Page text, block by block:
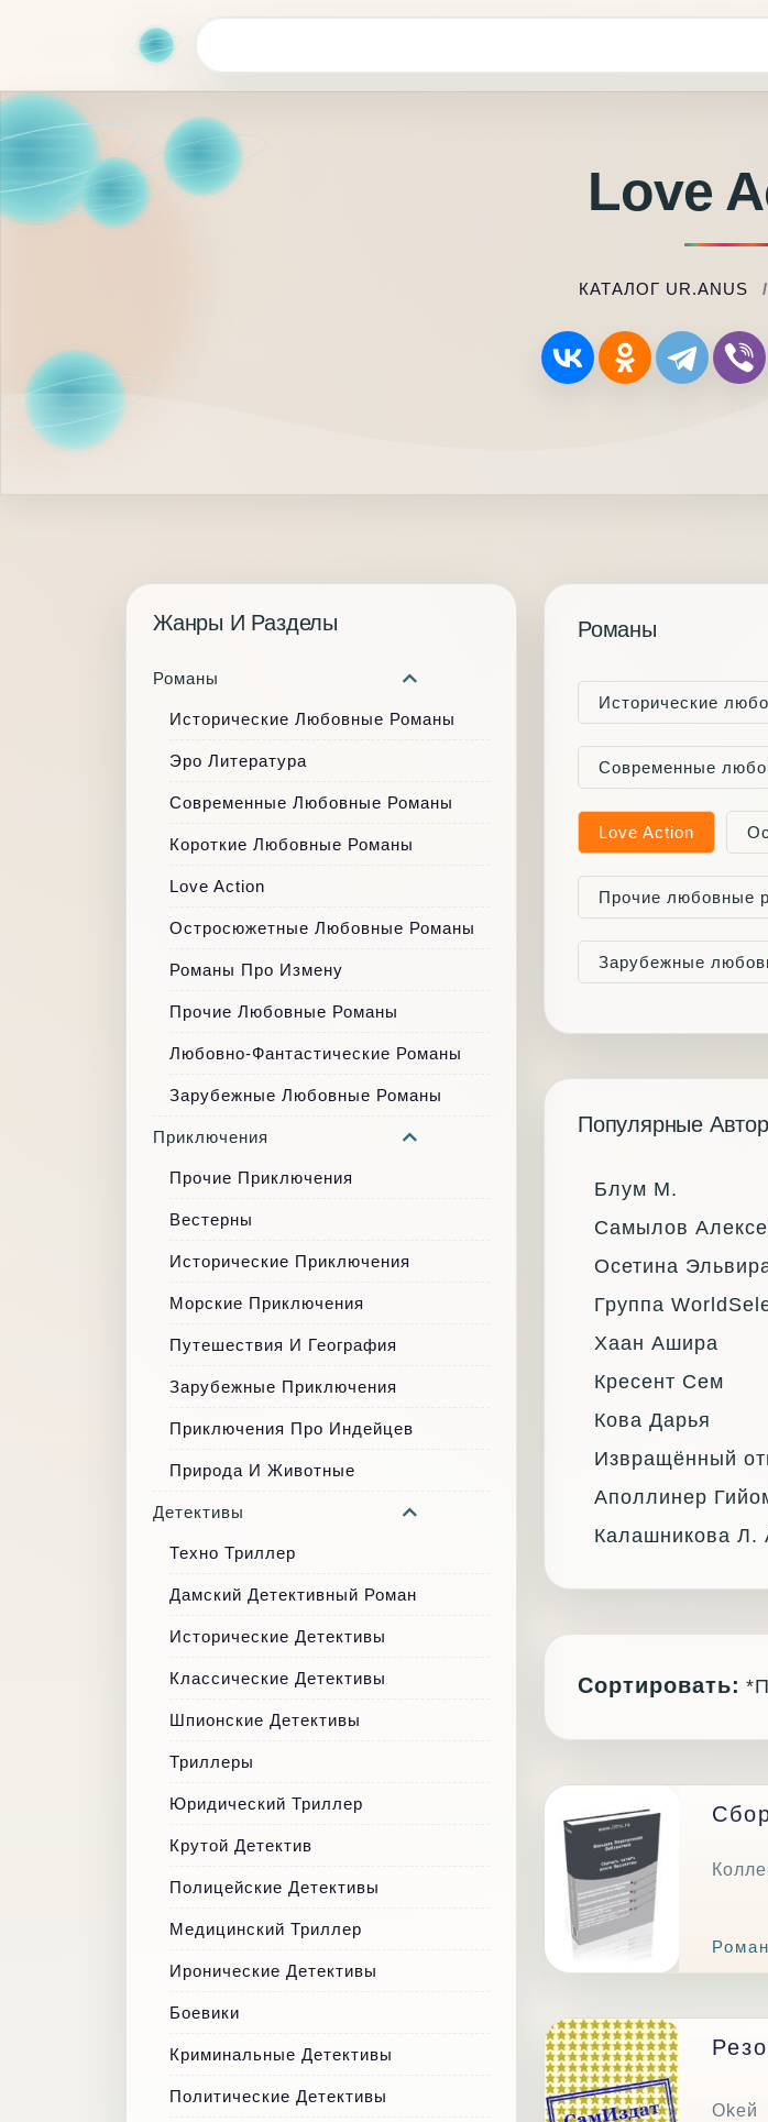
Love
КАТАЛОГ UR.ANUS
Романы
Исторические
Современные
Love Action
Прочие любовные
Зарубежные
Популярные
Блум М.
Самылов
Осетина
Группа
Хаан Ашира
Кресент Сем
Кова Дарья
Извращённый
Аполлинер
Калашникова Л.
Сортировать:
Okeй
Жанры И Разделы
Романы
Исторические Любовные Романы
Эро Литература
Современные Любовные Романы
Короткие Любовные Романы
Love Action
Остросюжетные Любовные Романы
Романы Про Измену
Прочие Любовные Романы
Любовно-Фантастические Романы
Зарубежные Любовные Романы
Приключения
Прочие Приключения
Вестерны
Исторические Приключения
Морские Приключения
Путешествия И География
Зарубежные Приключения
Приключения Про Индейцев
Природа И Животные
Детективы
Техно Триллер
Дамский Детективный Роман
Исторические Детективы
Классические Детективы
Шпионские Детективы
Триллеры
Юридический Триллер
Крутой Детектив
Полицейские Детективы
Медицинский Триллер
Иронические Детективы
Боевики
Криминальные Детективы
Политические Детективы